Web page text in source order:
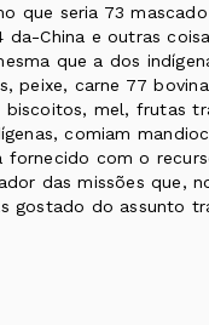
que seria 73
da-China e outras
que a dos
peixe, carne 77
mel, frutas
comiam
com o
das missões que,
gostado do assunto